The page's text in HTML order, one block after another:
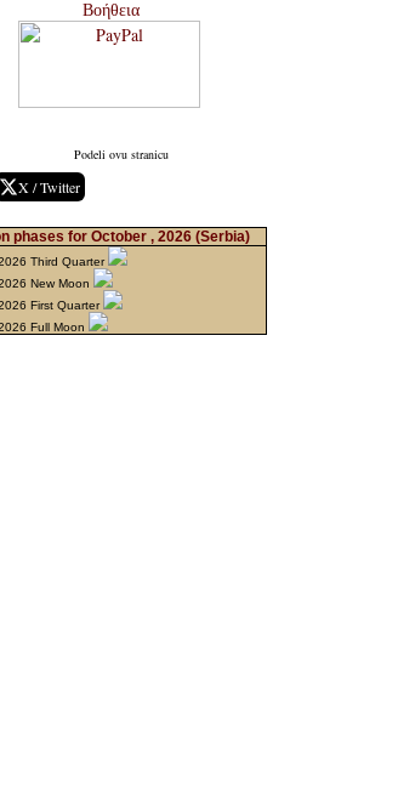
Βοήθεια
Podeli ovu stranicu
X / Twitter
phases for October , 2026 (Serbia)
Third Quarter
New Moon
First Quarter
Full Moon